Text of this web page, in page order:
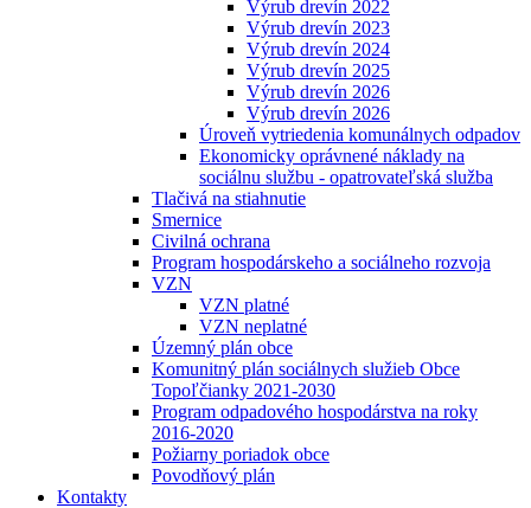
Výrub drevín 2022
Výrub drevín 2023
Výrub drevín 2024
Výrub drevín 2025
Výrub drevín 2026
Výrub drevín 2026
Úroveň vytriedenia komunálnych odpadov
Ekonomicky oprávnené náklady na
sociálnu službu - opatrovateľská služba
Tlačivá na stiahnutie
Smernice
Civilná ochrana
Program hospodárskeho a sociálneho rozvoja
VZN
VZN platné
VZN neplatné
Územný plán obce
Komunitný plán sociálnych služieb Obce
Topoľčianky 2021-2030
Program odpadového hospodárstva na roky
2016-2020
Požiarny poriadok obce
Povodňový plán
Kontakty